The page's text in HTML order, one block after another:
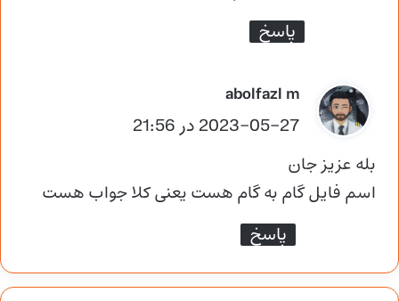
پاسخ
abolfazl m
ف
:
2023-05-27 در 21:56
بله عزیز جان
اسم فایل گام به گام هست یعنی کلا جواب هست
پاسخ